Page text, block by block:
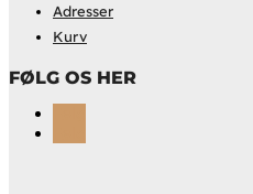
Adresser
Kurv
FØLG OS HER